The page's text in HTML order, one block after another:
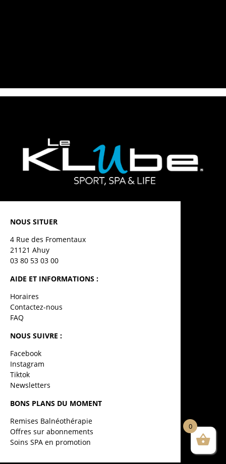
NOUS SITUER
4 Rue des Fromentaux
21121 Ahuy
03 80 53 03 00
AIDE ET INFORMATIONS :
Horaires
Contactez-nous
FAQ
NOUS SUIVRE :
Facebook
Instagram
Tiktok
Newsletters
BONS PLANS DU MOMENT
Remises Balnéothérapie
Offres sur abonnements
Soins SPA en promotion
0